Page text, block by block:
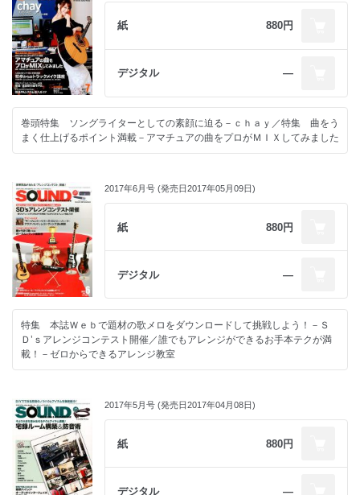
紙 880円
デジタル ―
巻頭特集 ソングライターとしての素顔に迫る－ｃｈａｙ／特集 曲をう
まく仕上げるポイント満載－アマチュアの曲をプロがＭＩＸしてみました
2017年6月号 (発売日2017年05月09日)
紙 880円
デジタル ―
特集 本誌Ｗｅｂで題材の歌メロをダウンロードして挑戦しよう！－Ｓ
Ｄ’ｓアレンジコンテスト開催／誰でもアレンジができるお手本テクが満
載！－ゼロからできるアレンジ教室
2017年5月号 (発売日2017年04月08日)
紙 880円
デジタル ―